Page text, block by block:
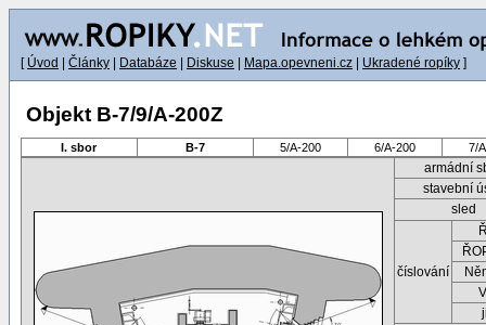
[ Úvod Články Databáze Diskuse Mapa.opevneni.cz Ukradené ropíky ]
Objekt B-7/9/A-200Z
I. sbor B-7 5/A-200 6/A-200 7/
armádní
stavební
sled
číslování